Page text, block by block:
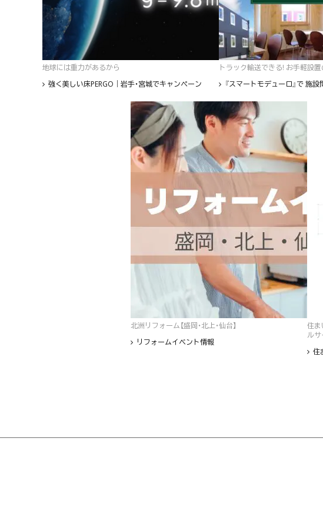
地球には重力があるから
強く美しい床PERGO｜岩手・宮城でキャンペーン
トラック輸送できる! お手軽設
『スマートモデューロ』で 施設
北洲リフォーム【盛岡・北上・仙台】
リフォームイベント情報
住ま
ルサ
住
フッター